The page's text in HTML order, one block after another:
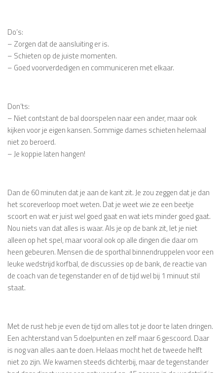
Do’s:
– Zorgen dat de aansluiting er is.
– Schieten op de juiste momenten.
– Goed voorverdedigen en communiceren met elkaar.
Don’ts:
– Niet contstant de bal doorspelen naar een ander, maar ook
kijken voor je eigen kansen. Sommige dames schieten helemaal
niet zo beroerd.
– Je koppie laten hangen!
Dan de 60 minuten dat je aan de kant zit. Je zou zeggen dat je dan
het scoreverloop moet weten. Dat je weet wie ze een beetje
scoort en wat er juist wel goed gaat en wat iets minder goed gaat.
Nou niets van dat alles is waar. Als je op de bank zit, let je niet
alleen op het spel, maar vooral ook op alle dingen die daar om
heen gebeuren. Mensen die de sporthal binnendruppelen voor een
leuke wedstrijd korfbal, de discussies op de bank, de reactie van
de coach van de tegenstander en of de tijd wel bij 1 minuut stil
staat.
Met de rust heb je even de tijd om alles tot je door te laten dringen.
Een achterstand van 5 doelpunten en zelf maar 6 gescoord. Daar
is nog van alles aan te doen. Helaas mocht het de tweede helft
niet zo zijn. We kwamen steeds dichterbij, maar de tegenstander